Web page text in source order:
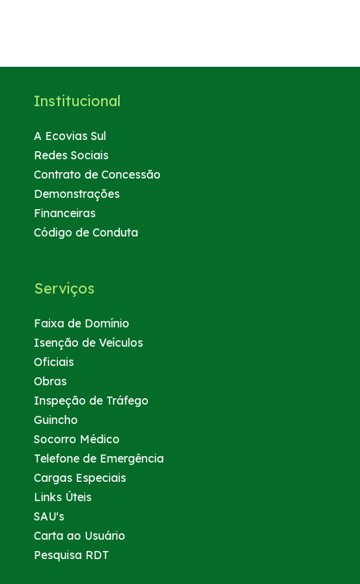
Institucional
A Ecovias Sul
Redes Sociais
Contrato de Concessão
Demonstrações
Financeiras
Código de Conduta
Serviços
Faixa de Domínio
Isenção de Veículos
Oficiais
Obras
Inspeção de Tráfego
Guincho
Socorro Médico
Telefone de Emergência
Cargas Especiais
Links Úteis
SAU's
Carta ao Usuário
Pesquisa RDT